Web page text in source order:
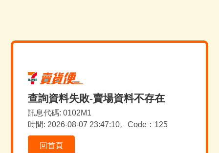
查詢資料失敗-賣場資料不存在
訊息代碼: 0102M1
時間: 2026-08-07 23:47:10。Code：125
回首頁